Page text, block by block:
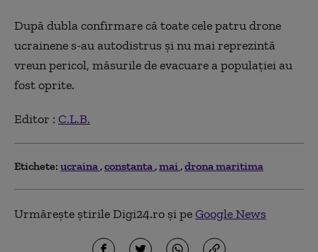
După dubla confirmare că toate cele patru drone
ucrainene s-au autodistrus şi nu mai reprezintă
vreun pericol, măsurile de evacuare a populaţiei au
fost oprite.
Editor : C.L.B.
Etichete: ucraina constanta mai drona maritima
Urmărește știrile Digi24.ro și peGoogle News